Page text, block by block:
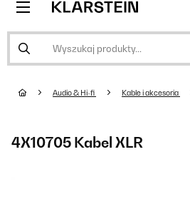
Audio & Hi-fi Kable i akcesoria
4X10705 Kabel XLR